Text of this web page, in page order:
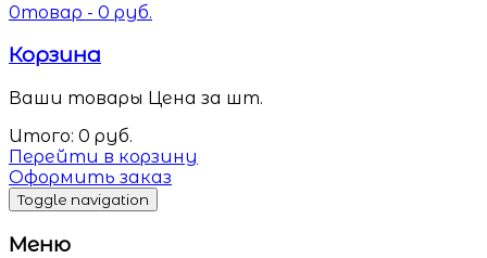
0товар - 0 руб.
Корзина
Ваши товары Цена за шт.
Итого: 0 руб.
Перейти в корзину
Оформить заказ
Toggle navigation
Меню